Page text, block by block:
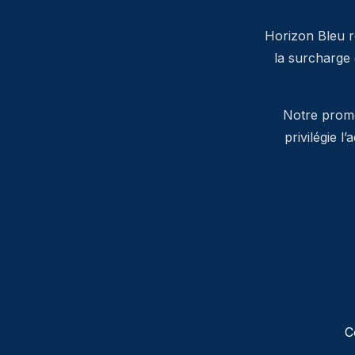
Horizon Bleu
la
Notre
privilégie